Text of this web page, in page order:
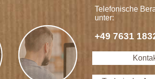
Telefonische
unter:
+49 7631